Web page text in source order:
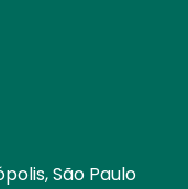
São Paulo